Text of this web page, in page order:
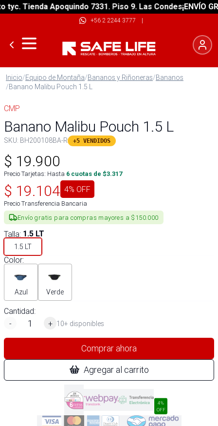
Tienda Apoquindo 7331. Piso 9. Las Condes¡ENVÍO
+56 2 2244 3777 |
Inicio/Equipo de Montaña/Bananos y Riñoneras/Bananos
/Banano Malibu Pouch 1.5 L
CMP
Banano Malibu Pouch 1.5 L
SKU: BH200108BA-R +5 VENDIDOS
$ 19.900
Precio Tarjetas: Hasta 6 cuotas de $3.317
$ 19.104 4% OFF
Precio Transferencia Bancaria
Envío gratis para compras mayores a $150.000
Talla: 1.5 LT
1.5 LT
Color:
Azul Verde
Cantidad:
-
+ 10+ disponibles
Comprar ahora
Agregar al carrito
4%
OFF